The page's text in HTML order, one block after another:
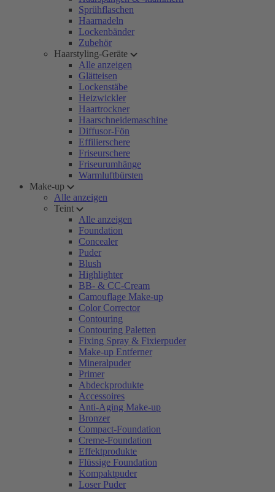
Sprühflaschen
Haarnadeln
Lockenbänder
Zubehör
Haarstyling-Geräte
Alle anzeigen
Glätteisen
Lockenstäbe
Heizwickler
Haartrockner
Haarschneidemaschine
Diffusor-Fön
Effilierschere
Friseurschere
Friseurumhänge
Warmluftbürsten
Make-up
Alle anzeigen
Teint
Alle anzeigen
Foundation
Concealer
Puder
Blush
Highlighter
BB- & CC-Cream
Camouflage Make-up
Color Corrector
Contouring
Contouring Paletten
Fixing Spray & Fixierpuder
Make-up Entferner
Mineralpuder
Primer
Abdeckprodukte
Accessoires
Anti-Aging Make-up
Bronzer
Compact-Foundation
Creme-Foundation
Effektprodukte
Flüssige Foundation
Kompaktpuder
Loser Puder